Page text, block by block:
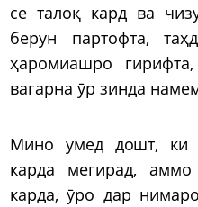
се талоқ кард ва
берун партофта,
ҳаромиашро
вагарна ӯр зинда
Мино умед дошт,
карда мегирад,
карда, ӯро дар